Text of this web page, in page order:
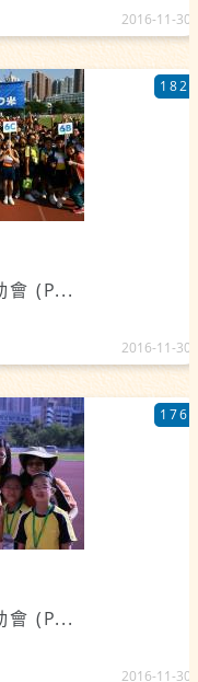
2016-11-30
會 (P...
182
2016-11-30
會 (P...
176
2016-11-30